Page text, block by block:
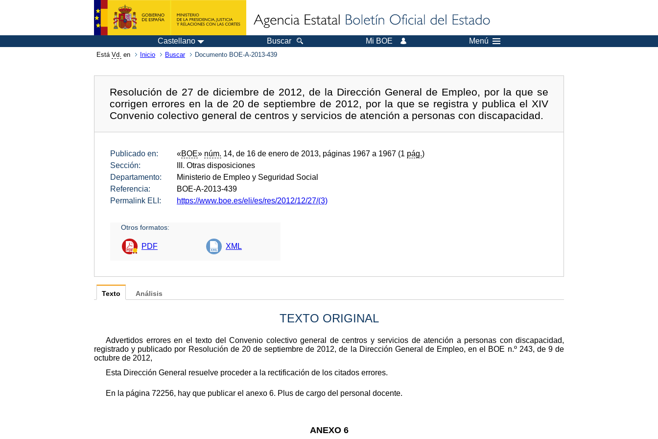
Castellano Buscar Mi BOE Menú
Está Vd. en Inicio Buscar Documento BOE-A-2013-439
Resolución de 27 de diciembre de 2012, de la Dirección General de Empleo, por la que se
corrigen errores en la de 20 de septiembre de 2012, por la que se registra y publica el XIV
Convenio colectivo general de centros y servicios de atención a personas con discapacidad.
Publicado en: «BOE» núm. 14, de 16 de enero de 2013, páginas 1967 a 1967 (1 pág.)
Sección:
III. Otras disposiciones
Departamento:
Ministerio de Empleo y Seguridad Social
Referencia:
BOE-A-2013-439
Permalink ELI:
https://www.boe.es/eli/es/res/2012/12/27/(3)
Otros formatos:
PDF XML
Texto
TEXTO ORIGINAL
Advertidos errores en el texto del Convenio colectivo general de centros y servicios de atención a personas con discapacidad,
registrado y publicado por Resolución de 20 de septiembre de 2012, de la Dirección General de Empleo, en el BOE n.º 243, de 9 de
octubre de 2012,
Esta Dirección General resuelve proceder a la rectificación de los citados errores.
En la página 72256, hay que publicar el anexo 6. Plus de cargo del personal docente.
ANEXO 6
Análisis